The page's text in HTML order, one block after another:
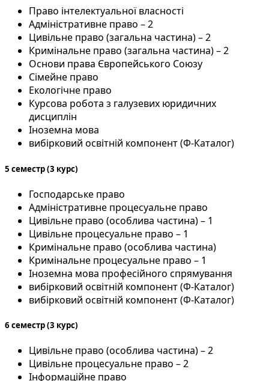
Право інтелектуальної власності
Адміністративне право – 2
Цивільне право (загальна частина) – 2
Кримінальне право (загальна частина) – 2
Основи права Європейського Союзу
Сімейне право
Екологічне право
Курсова робота з галузевих юридичних
дисциплін
Іноземна мова
вибірковий освітній компонент (Ф-Каталог)
5 семестр (3 курс)
Господарське право
Адміністративне процесуальне право
Цивільне право (особлива частина) – 1
Цивільне процесуальне право – 1
Кримінальне право (особлива частина)
Кримінальне процесуальне право – 1
Іноземна мова професійного спрямування
вибірковий освітній компонент (Ф-Каталог)
вибірковий освітній компонент (Ф-Каталог)
6 семестр (3 курс)
Цивільне право (особлива частина) – 2
Цивільне процесуальне право – 2
Інформаційне право